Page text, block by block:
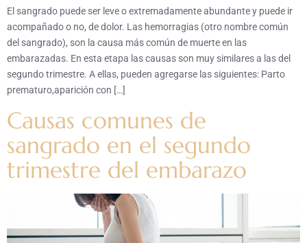
El sangrado puede ser leve o extremadamente abundante y puede ir
acompañado o no, de dolor. Las hemorragias (otro nombre común
del sangrado), son la causa más común de muerte en las
embarazadas. En esta etapa las causas son muy similares a las del
segundo trimestre. A ellas, pueden agregarse las siguientes: Parto
prematuro,aparición con […]
Causas comunes de
sangrado en el segundo
trimestre del embarazo